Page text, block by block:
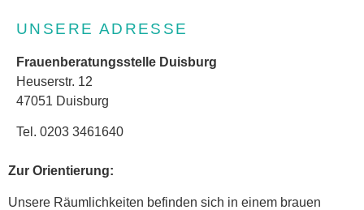
UNSERE ADRESSE
Frauenberatungsstelle Duisburg
Heuserstr. 12
47051 Duisburg
Tel. 0203 3461640
Zur Orientierung:
Unsere Räumlichkeiten befinden sich in einem brauen